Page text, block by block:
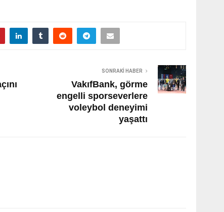
SONRAKI HABER
VakıfBank, görme
engelli sporseverlere
voleybol deneyimi
yaşattı